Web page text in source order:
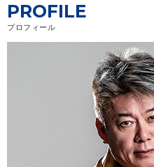
ジャンル
PROFILE
プロフィール